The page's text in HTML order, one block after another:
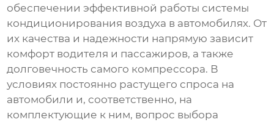
обеспечении эффективной работы системы
кондиционирования воздуха в автомобилях. От
их качества и надежности напрямую зависит
комфорт водителя и пассажиров, а также
долговечность самого компрессора. В
условиях постоянно растущего спроса на
автомобили и, соответственно, на
комплектующие к ним, вопрос выбора